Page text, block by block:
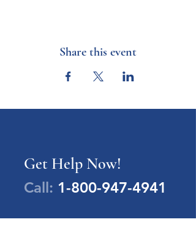
Share this event
Get Help Now!
Call: 1-800-947-4941